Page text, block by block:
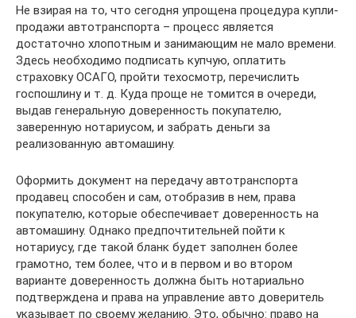
Не взирая на то, что сегодня упрощена процедура купли-
продажи автотранспорта – процесс является
достаточно хлопотным и занимающим не мало времени.
Здесь необходимо подписать купчую, оплатить
страховку ОСАГО, пройти техосмотр, перечислить
госпошлину и т. д. Куда проще не томится в очереди,
выдав генеральную доверенность покупателю,
заверенную нотариусом, и забрать деньги за
реализованную автомашину.
Оформить документ на передачу автотранспорта
продавец способен и сам, отобразив в нем, права
покупателю, которые обеспечивает доверенность на
автомашину. Однако предпочтительней пойти к
нотариусу, где такой бланк будет заполнен более
грамотно, тем более, что и в первом и во втором
варианте доверенность должна быть нотариально
подтверждена и права на управление авто доверитель
указывает по своему желанию. Это, обычно: право на